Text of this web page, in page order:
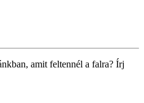
amit feltennél a falra? Írj